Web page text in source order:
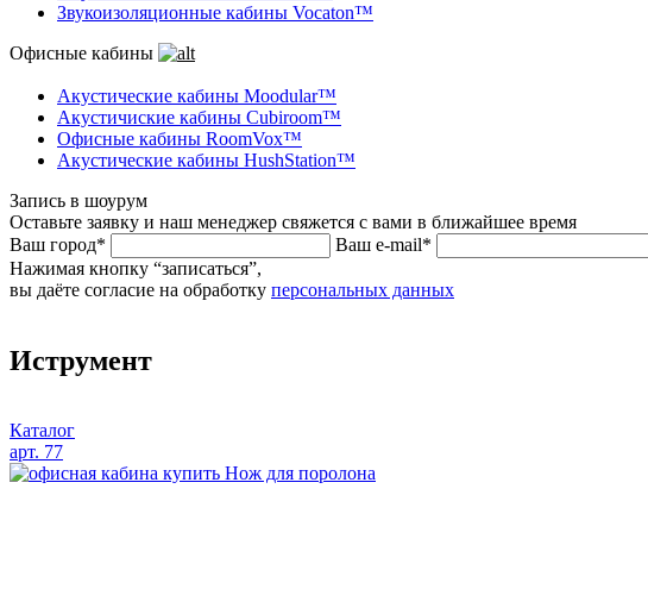
Звукоизоляционные кабины Vocaton™
Офисные кабины
Акустические кабины Moodular™
Акустичиские кабины Cubiroom™
Офисные кабины RoomVox™
Акустические кабины HushStation™
Запись в шоурум
Оставьте заявку и наш менеджер свяжется с вами в ближайшее время
Ваш город*
Ваш e-mail*
Нажимая кнопку “записаться”,
вы даёте согласие на обработку персональных данных
Иструмент
Каталог
арт. 77